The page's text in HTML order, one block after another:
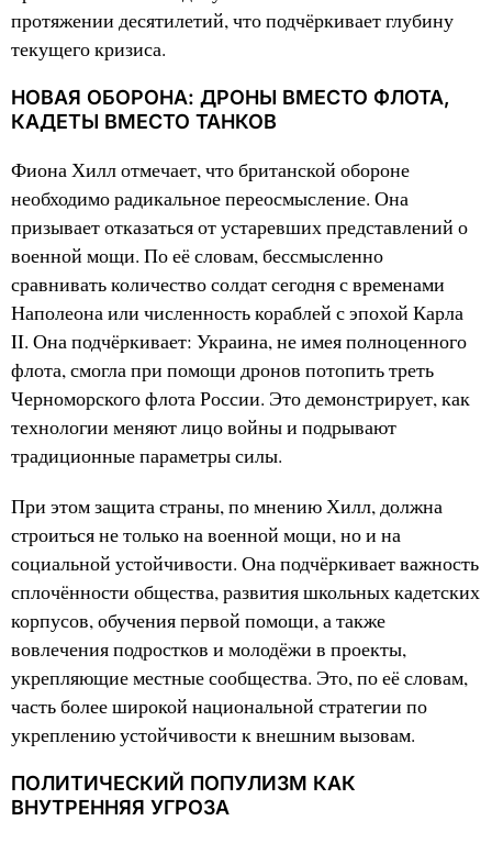
протяжении десятилетий, что подчёркивает глубину
текущего кризиса.
НОВАЯ ОБОРОНА: ДРОНЫ ВМЕСТО ФЛОТА,
КАДЕТЫ ВМЕСТО ТАНКОВ
Фиона Хилл отмечает, что британской обороне
необходимо радикальное переосмысление. Она
призывает отказаться от устаревших представлений о
военной мощи. По её словам, бессмысленно
сравнивать количество солдат сегодня с временами
Наполеона или численность кораблей с эпохой Карла
II. Она подчёркивает: Украина, не имея полноценного
флота, смогла при помощи дронов потопить треть
Черноморского флота России. Это демонстрирует, как
технологии меняют лицо войны и подрывают
традиционные параметры силы.
При этом защита страны, по мнению Хилл, должна
строиться не только на военной мощи, но и на
социальной устойчивости. Она подчёркивает важность
сплочённости общества, развития школьных кадетских
корпусов, обучения первой помощи, а также
вовлечения подростков и молодёжи в проекты,
укрепляющие местные сообщества. Это, по её словам,
часть более широкой национальной стратегии по
укреплению устойчивости к внешним вызовам.
ПОЛИТИЧЕСКИЙ ПОПУЛИЗМ КАК
ВНУТРЕННЯЯ УГРОЗА